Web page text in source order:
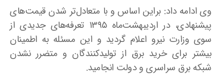
وی ادامه داد: براین اساس و با متعادل‌تر شدن قیمت‌های
پیشنهادی، در اردیبهشت‌ماه ۱۳۹۵ تعرفه‌های جدیدی از
سوی وزارت نیرو اعلام گردید و این مسئله به اطمینان
بیشتر برای خرید برق از تولیدکنندگان و متضرر نشدن
شبکه برق سراسری و دولت انجامید.